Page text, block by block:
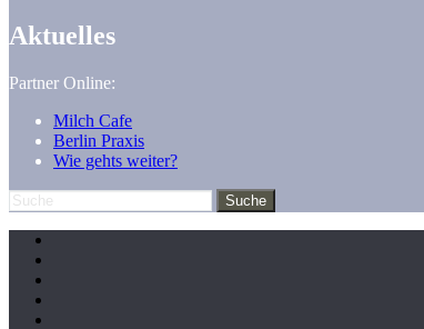
Aktuelles
Partner Online:
Milch Cafe
Berlin Praxis
Wie gehts weiter?